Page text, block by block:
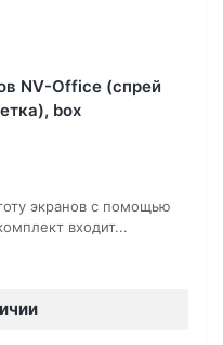
NV-Office (спрей
box
экранов с помощью
входит...